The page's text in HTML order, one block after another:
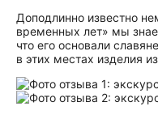
Доподлинно известно
временных лет» мы
что его основали
в этих местах изделия